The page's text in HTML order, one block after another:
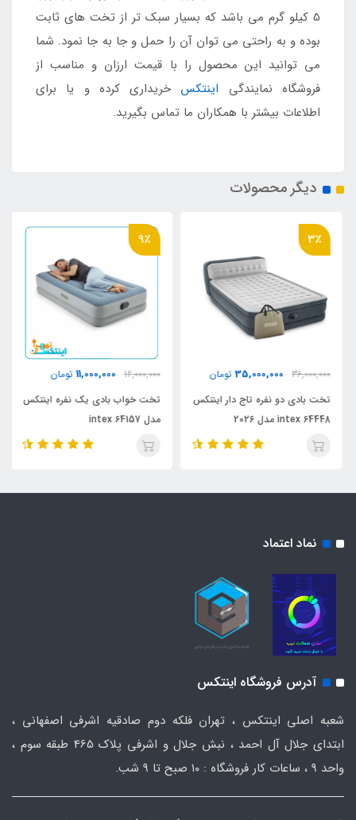
5 کیلو گرم می باشد که بسیار سبک تر از تخت های ثابت
بوده و به راحتی می توان آن را حمل و جا به جا نمود. شما
می توانید این محصول را با قیمت ارزان و مناسب از
فروشگاه نمایندگی اینتکس خریداری کرده و یا برای
اطلاعات بیشتر با همکاران ما تماس بگیرید.
دیگر محصولات
3٪
36,000,000
35,000,000 تومان
تخت بادی دو نفره تاج دار اینتکس
intex 64448 مدل 2026
9٪
12,000,000
11,000,000 تومان
تخت خواب بادی یک نفره اینتکس
مدل 64157 intex
نماد اعتماد
آدرس فروشگاه اینتکس
شعبه اصلی اینتکس ، تهران فلکه دوم صادقیه اشرفی اصفهانی ،
ابتدای جلال آل احمد ، نبش جلال و اشرفی پلاک 465 طبقه سوم ،
واحد ۹ ، ساعات کار فروشگاه : ۱۰ صبح تا ۹ شب.